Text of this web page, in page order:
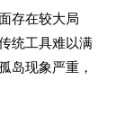
存在较大局
统工具难以满
岛现象严重，